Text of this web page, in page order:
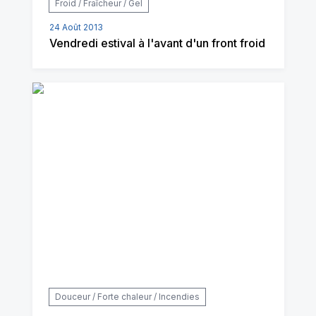
Froid / Fraîcheur / Gel
24 Août 2013
Vendredi estival à l'avant d'un front froid
Douceur / Forte chaleur / Incendies